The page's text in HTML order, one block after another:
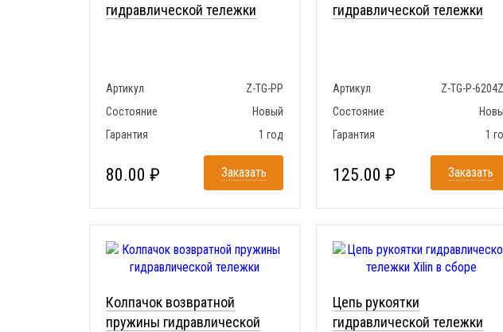
гидравлической тележки
Артикул
Z-TG-PP
Состояние
Новый
Гарантия
1 год
80.00 ₽ Заказать
гидравлической тележки
Артикул
Z-TG-P-
Состояние
Гарантия
1
125.00 ₽ Заказать
Колпачок возвратной
пружины гидравлической
Цепь рукоятки
гидравлической тележки